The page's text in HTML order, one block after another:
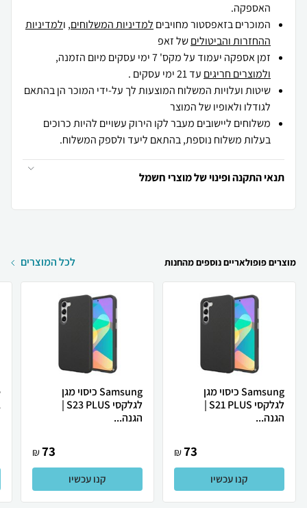
האספקה.
המוכרים בזאפסטור מחויבים למדיניות המשלוחים, ולמדיניות
ההחזרות והביטוליםשל זאפ
זמן אספקה יעמוד על מקס' 7 ימי עסקים מיום הזמנה,
ולמוצרים חריגים עד 21 ימי עסקים .
שיטות ועלויות המשלוח המוצעות לך על-ידי המוכר הן בהתאם
לגודלו ולאופיו של המוצר
משלוחים ליישובים מעבר לקו הירוק עשויים להיות כרוכים
בעלות משלוח נוספת, בהתאם ליעד ולספק המשלוח.
תנאי התקנה ופינוי של מוצרי חשמל
מוצרים פופולאריים נוספים מהחנות לכל המוצרים
Samsung כיסוי מגן
לגלקסי S21 PLUS |
הגנה...
73
₪
קנו עכשיו
Samsung כיסוי מגן
לגלקסי S23 PLUS |
הגנה...
73
₪
קנו עכשיו